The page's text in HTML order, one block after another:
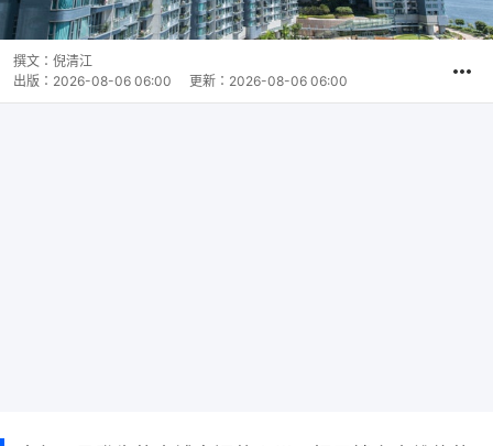
撰文： 倪清江
出版： 2026-08-06 06:00 更新： 2026-08-06 06:00